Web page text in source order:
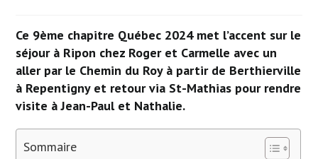
Ce 9ème chapitre Québec 2024 met l’accent sur le
séjour à Ripon chez Roger et Carmelle avec un
aller par le Chemin du Roy à partir de Berthierville
à Repentigny et retour via St-Mathias pour rendre
visite à Jean-Paul et Nathalie.
Sommaire